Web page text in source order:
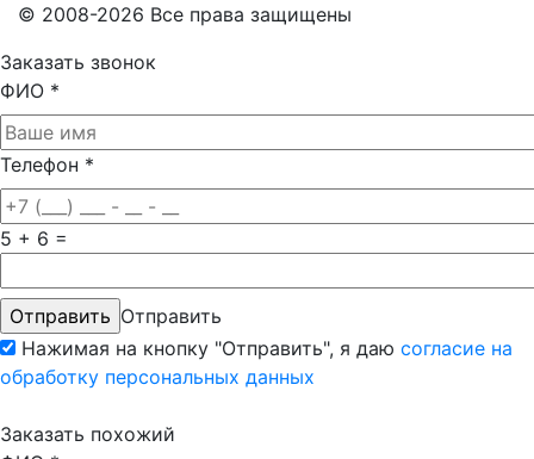
© 2008-2026 Все права защищены
Заказать звонок
ФИО *
Телефон *
5 + 6 =
Отправить
Нажимая на кнопку "Отправить", я даю согласие на
обработку персональных данных
Заказать похожий